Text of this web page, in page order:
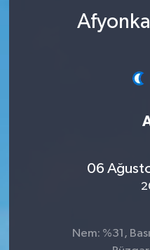
06
Nem: %31,